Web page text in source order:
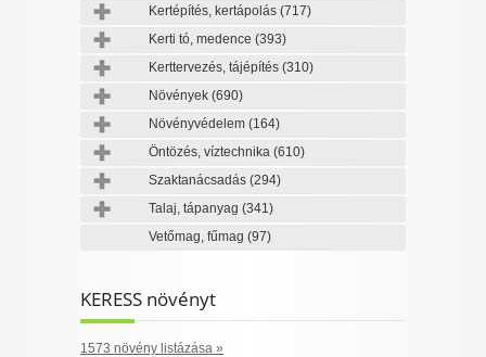
Kertépítés, kertápolás (717)
Kerti tó, medence (393)
Kerttervezés, tájépítés (310)
Növények (690)
Növényvédelem (164)
Öntözés, víztechnika (610)
Szaktanácsadás (294)
Talaj, tápanyag (341)
Vetőmag, fűmag (97)
KERESS növényt
1573 növény listázása »